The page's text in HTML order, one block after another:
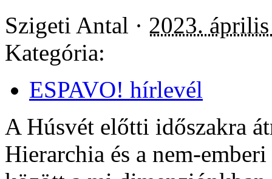
Szigeti Antal · 2023.
Kategória:
ESPAVO! hírlevél
A Húsvét előtti időszakra
Hierarchia és a nem-